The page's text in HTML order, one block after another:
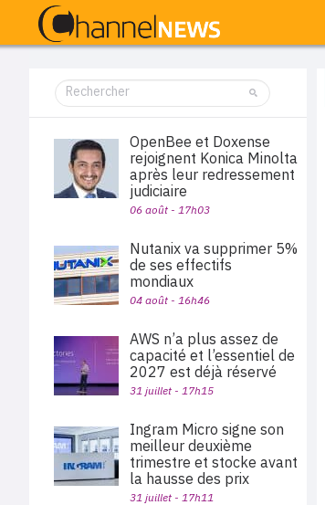
OpenBee et Doxense
rejoignent Konica Minolta
après leur redressement
judiciaire
06 août - 17h03
Nutanix va supprimer 5%
de ses effectifs
mondiaux
04 août - 16h46
AWS n’a plus assez de
capacité et l’essentiel de
2027 est déjà réservé
31 juillet - 17h15
Ingram Micro signe son
meilleur deuxième
trimestre et stocke avant
la hausse des prix
31 juillet - 17h11